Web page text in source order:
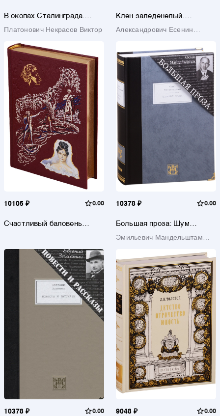
В окопах Сталинграда.
Платонович Некрасов Виктор
Клен заледенелый.
Александрович Есенин
10105 ₽ 0.00
Счастливый баловень
10378 ₽ 0.00
Большая проза: Шум
Египетская марка.
Путешествие в Армению
Эмильевич Мандельштам
10378 ₽ 0.00 9048 ₽ 0.00